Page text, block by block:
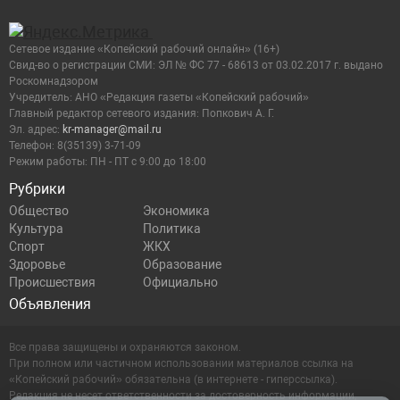
Рубрики
Общество
Экономика
Культура
Политика
Спорт
ЖКХ
Здоровье
Образование
Происшествия
Официально
Объявления
Сетевое издание «Копейский рабочий онлайн» (16+)
Cвид-во о регистрации СМИ: ЭЛ № ФС 77 - 68613 от 03.02.2017 г. выдано
Роскомнадзором
Учредитель: АНО «Редакция газеты «Копейский рабочий»
Главный редактор сетевого издания: Попкович А. Г.
Эл. адрес: kr-manager@mail.ru
Телефон: 8(35139) 3-71-09
Режим работы: ПН - ПТ с 9:00 до 18:00
Все права защищены и охраняются законом.
При полном или частичном использовании материалов ссылка на
«Копейский рабочий» обязательна (в интернете - гиперссылка).
Редакция не несет ответственности за достоверность информации,